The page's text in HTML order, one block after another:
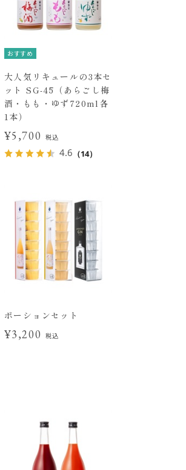
おすすめ
大人気リキュールの3本セ
ット SG-45（あらごし梅
酒・もも・ゆず720ml各
1本）
¥5,700 税込
4.6 （14）
ポーションセット
¥3,200 税込